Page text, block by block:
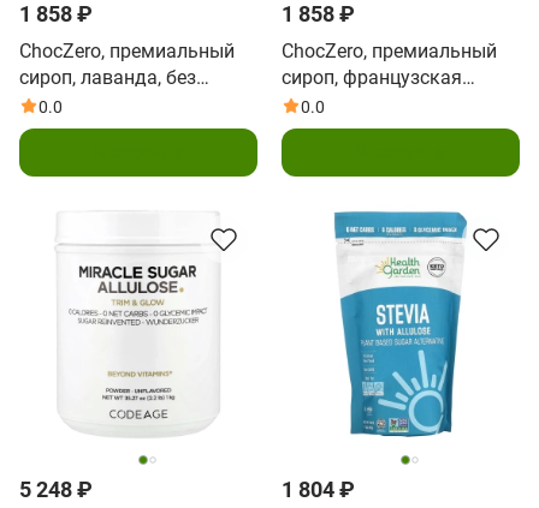
1 858 ₽
ChocZero, премиальный
сироп, лаванда, без
сахара, 750 мл (25,4 жидк.
унции)
0.0
1 858 ₽
ChocZero, премиальный
сироп, французская
ваниль, без сахара, 750
мл (25,4 жидк. унции)
0.0
5 248 ₽ 1 804 ₽